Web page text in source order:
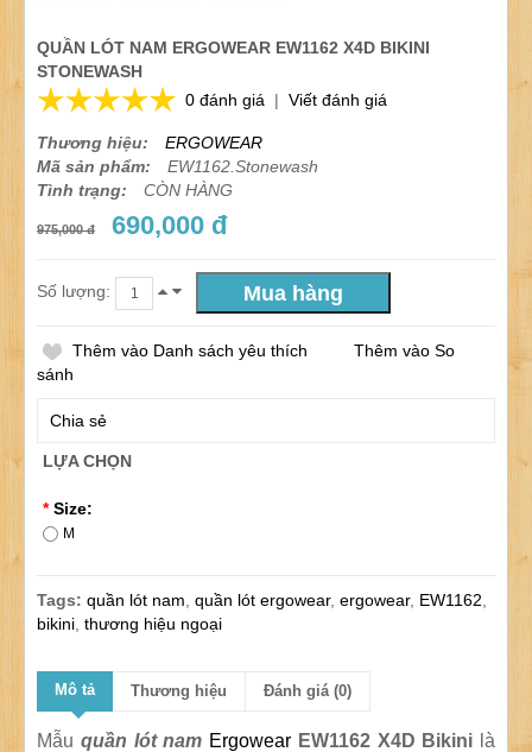
QUẦN LÓT NAM ERGOWEAR EW1162 X4D BIKINI
STONEWASH
0 đánh giá | Viết đánh giá
Thương hiệu:
ERGOWEAR
Mã sản phẩm:
EW1162.Stonewash
Tình trạng:
CÒN HÀNG
975,000 đ 690,000 đ
Số lượng:
Thêm vào Danh sách yêu thích
Thêm vào So
sánh
Chia sẻ
LỰA CHỌN
* Size:
M
Tags: quần lót nam quần lót ergowear, ergowear, EW1162
bikini thương hiệu ngoại
Mô tả Thương hiệu Đánh giá (0)
Mẫu quần lót nam Ergowear EW1162 X4D Bikini là